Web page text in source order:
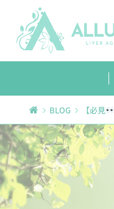
BLOG 【必見